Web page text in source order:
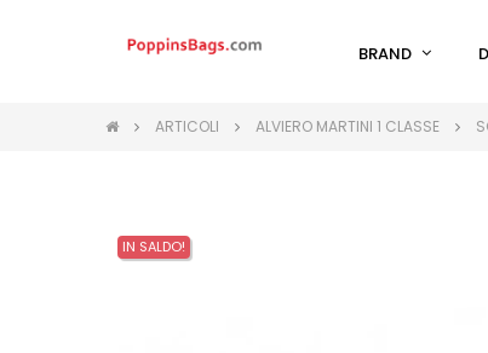
BRAND
ARTICOLI ALVIERO MARTINI 1 CLASSE
IN SALDO!